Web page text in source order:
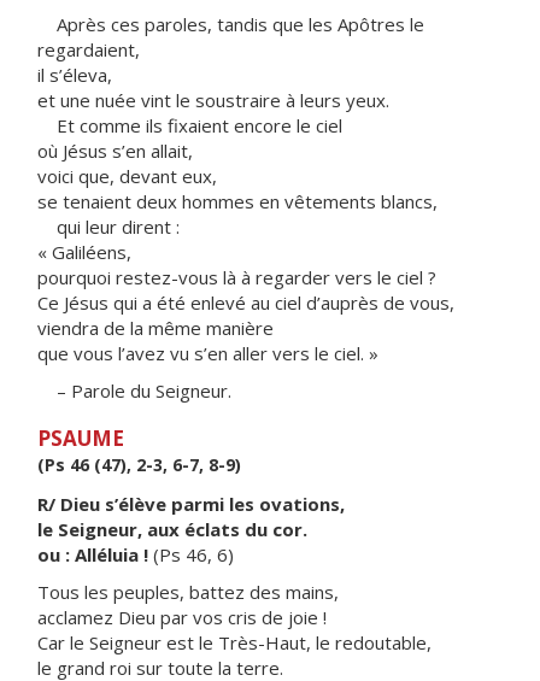
Après ces paroles, tandis que les Apôtres le
regardaient,
il s’éleva,
et une nuée vint le soustraire à leurs yeux.
Et comme ils fixaient encore le ciel
où Jésus s’en allait,
voici que, devant eux,
se tenaient deux hommes en vêtements blancs,
qui leur dirent :
« Galiléens,
pourquoi restez-vous là à regarder vers le ciel ?
Ce Jésus qui a été enlevé au ciel d’auprès de vous,
viendra de la même manière
que vous l’avez vu s’en aller vers le ciel. »
– Parole du Seigneur.
PSAUME
(Ps 46 (47), 2-3, 6-7, 8-9)
R/ Dieu s’élève parmi les ovations,
le Seigneur, aux éclats du cor.
ou : Alléluia ! (Ps 46, 6)
Tous les peuples, battez des mains,
acclamez Dieu par vos cris de joie !
Car le Seigneur est le Très-Haut, le redoutable,
le grand roi sur toute la terre.